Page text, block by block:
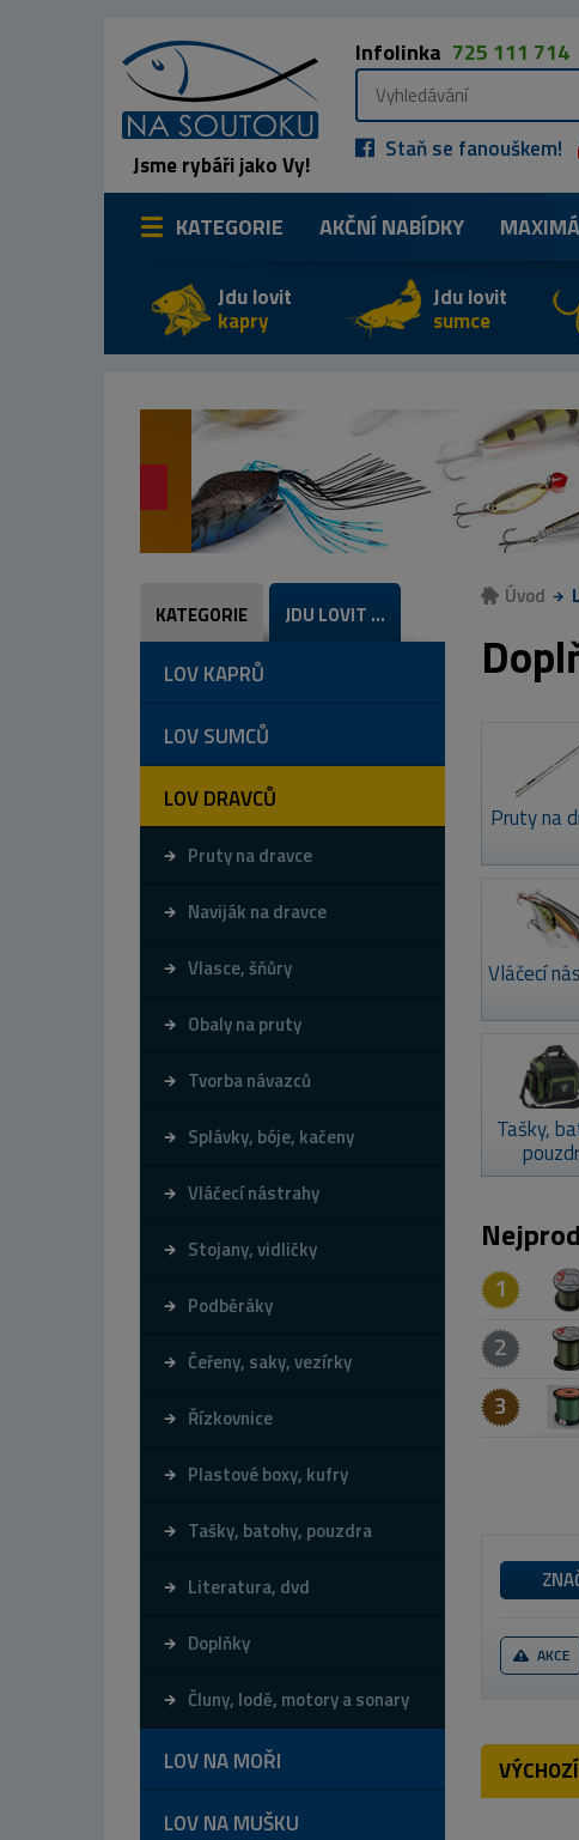
Jsme rybáři jako Vy!
Infolinka 725 111 714
Staň se fanouškem!
KATEGORIE AKČNÍ NABÍDKY
Jdu lovit
kapry
Jdu lovit
sumce
KATEGORIE JDU LOVIT ...
LOV KAPRŮ
LOV SUMCŮ
LOV DRAVCŮ
Pruty na dravce
Naviják na dravce
Vlasce, šňůry
Obaly na pruty
Tvorba návazců
Splávky, bóje, kačeny
Vláčecí nástrahy
Stojany, vidličky
Podběráky
Čeřeny, saky, vezírky
Řízkovnice
Plastové boxy, kufry
Tašky, batohy, pouzdra
Literatura, dvd
Doplňky
Čluny, lodě, motory a sonary
LOV NA MOŘI
LOV NA MUŠKU
Úvod
Pruty na
Vláčecí
Tašky,
1
2
3
AKCE
VÝCHOZÍ